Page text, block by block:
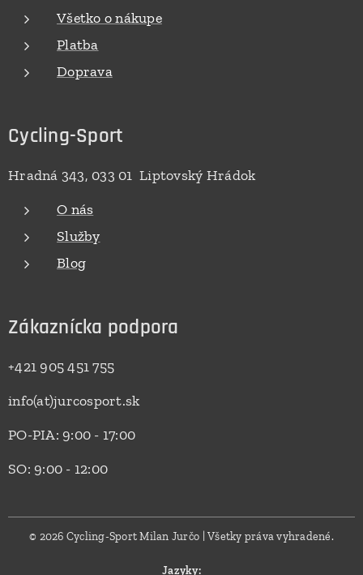
Všetko o nákupe
Platba
Doprava
Cycling-Sport
Hradná 343, 033 01 Liptovský Hrádok
O nás
Služby
Blog
Zákaznícka podpora
+421 905 451 755
info(at)jurcosport.sk
PO-PIA: 9:00 - 17:00
SO: 9:00 - 12:00
© 2026 Cycling-Sport Milan Jurčo | Všetky práva vyhradené.
Jazyky